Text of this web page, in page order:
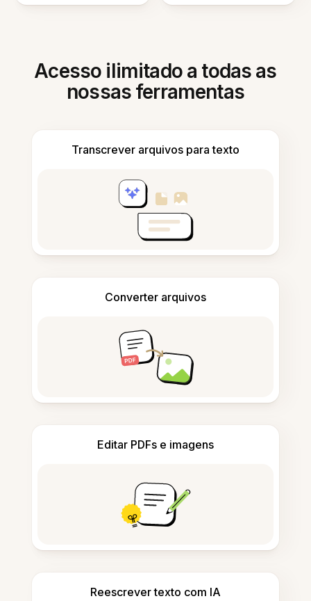
Acesso ilimitado a todas as
nossas ferramentas
Transcrever arquivos para texto
Converter arquivos
Editar PDFs e imagens
Reescrever texto com IA